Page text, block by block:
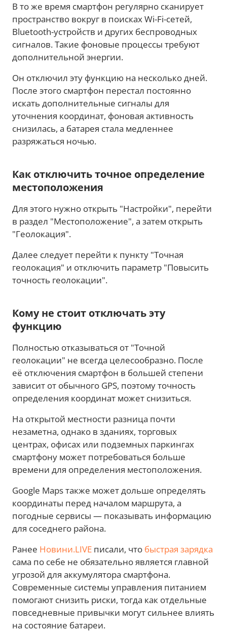
В то же время смартфон регулярно сканирует
пространство вокруг в поисках Wi-Fi-сетей,
Bluetooth-устройств и других беспроводных
сигналов. Такие фоновые процессы требуют
дополнительной энергии.
Он отключил эту функцию на несколько дней.
После этого смартфон перестал постоянно
искать дополнительные сигналы для
уточнения координат, фоновая активность
снизилась, а батарея стала медленнее
разряжаться ночью.
Как отключить точное определение
местоположения
Для этого нужно открыть "Настройки", перейти
в раздел "Местоположение", а затем открыть
"Геолокация".
Далее следует перейти к пункту "Точная
геолокация" и отключить параметр "Повысить
точность геолокации".
Кому не стоит отключать эту
функцию
Полностью отказываться от "Точной
геолокации" не всегда целесообразно. После
её отключения смартфон в большей степени
зависит от обычного GPS, поэтому точность
определения координат может снизиться.
На открытой местности разница почти
незаметна, однако в зданиях, торговых
центрах, офисах или подземных паркингах
смартфону может потребоваться больше
времени для определения местоположения.
Google Maps также может дольше определять
координаты перед началом маршрута, а
погодные сервисы — показывать информацию
для соседнего района.
Ранее Новини.LIVE писали, что быстрая зарядка
сама по себе не обязательно является главной
угрозой для аккумулятора смартфона.
Современные системы управления питанием
помогают снизить риски, тогда как отдельные
повседневные привычки могут сильнее влиять
на состояние батареи.